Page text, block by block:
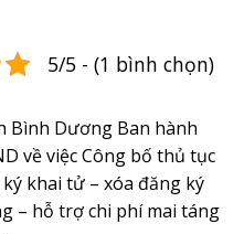
5/5 - (1 bình chọn)
Bình Dương Ban hành
về việc ​​​Công bố thủ tục
khai tử – xóa đăng ký
– hỗ trợ chi phí mai táng